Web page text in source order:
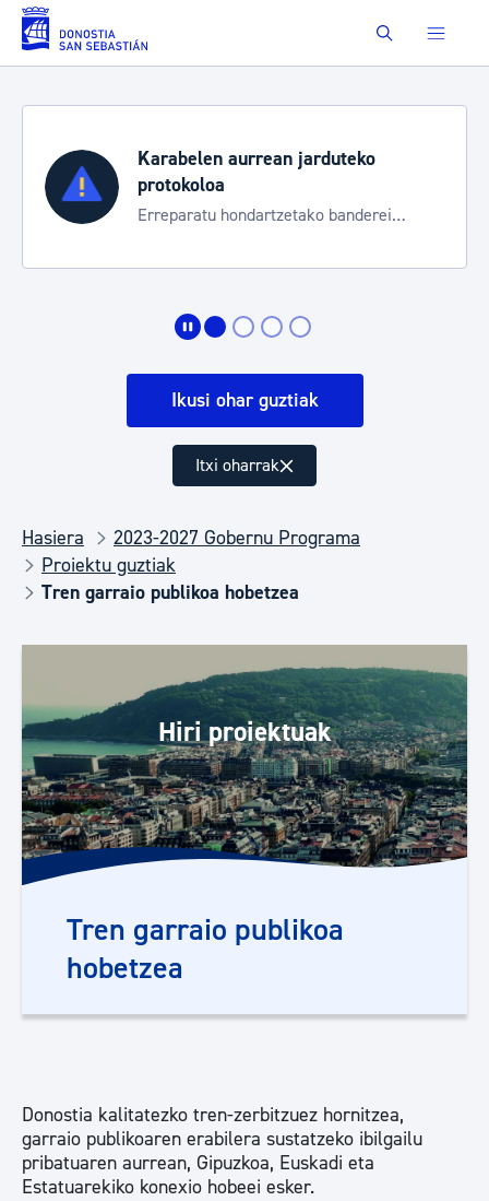
Eduki nagusira joan Buscar
Karabelen aurrean jarduteko
protokoloa
Erreparatu hondartzetako banderei
Ikusi ohar guztiak
Itxi oharrak
Hasiera
2023-2027 Gobernu Programa
Proiektu guztiak
Tren garraio publikoa hobetzea
Hiri proiektuak
Tren garraio publikoa
hobetzea
Donostia kalitatezko tren-zerbitzuez hornitzea,
garraio publikoaren erabilera sustatzeko ibilgailu
pribatuaren aurrean, Gipuzkoa, Euskadi eta
Estatuarekiko konexio hobeei esker.